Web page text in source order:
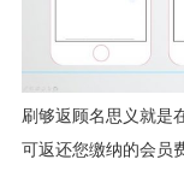
刷够返顾名思义就是
可返还您缴纳的会员费